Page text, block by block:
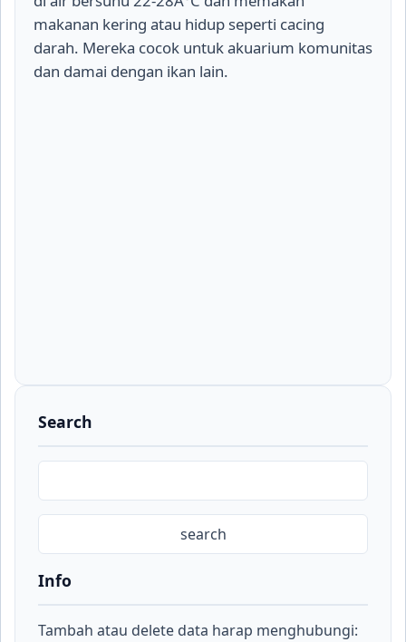
makanan kering atau hidup seperti cacing
darah. Mereka cocok untuk akuarium komunitas
dan damai dengan ikan lain.
Search
Info
Tambah atau delete data harap menghubungi: